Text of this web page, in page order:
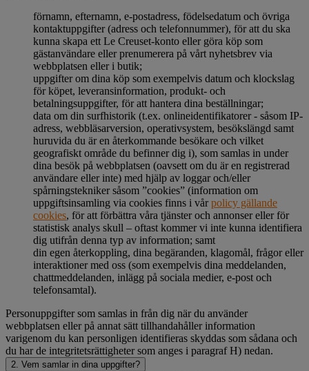
förnamn, efternamn, e-postadress, födelsedatum och övriga
kontaktuppgifter (adress och telefonnummer), för att du ska
kunna skapa ett Le Creuset-konto eller göra köp som
gästanvändare eller prenumerera på vårt nyhetsbrev via
webbplatsen eller i butik;
uppgifter om dina köp som exempelvis datum och klockslag
för köpet, leveransinformation, produkt- och
betalningsuppgifter, för att hantera dina beställningar;
data om din surfhistorik (t.ex. onlineidentifikatorer - såsom IP-
adress, webbläsarversion, operativsystem, besökslängd samt
huruvida du är en återkommande besökare och vilket
geografiskt område du befinner dig i), som samlas in under
dina besök på webbplatsen (oavsett om du är en registrerad
användare eller inte) med hjälp av loggar och/eller
spårningstekniker såsom ”cookies” (information om
uppgiftsinsamling via cookies finns i vårpolicy gällande
cookies, för att förbättra våra tjänster och annonser eller för
statistisk analys skull – oftast kommer vi inte kunna identifiera
dig utifrån denna typ av information; samt
din egen återkoppling, dina begäranden, klagomål, frågor eller
interaktioner med oss (som exempelvis dina meddelanden,
chattmeddelanden, inlägg på sociala medier, e-post och
telefonsamtal).
Personuppgifter som samlas in från dig när du använder
webbplatsen eller på annat sätt tillhandahåller information
varigenom du kan personligen identifieras skyddas som sådana och
du har de integritetsrättigheter som anges i paragraf H) nedan.
2. Vem samlar in dina uppgifter?